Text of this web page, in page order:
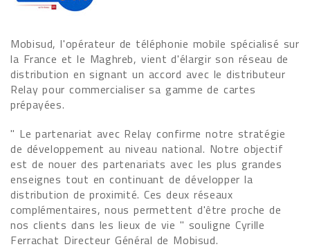
Mobisud, l'opérateur de téléphonie mobile spécialisé sur
la France et le Maghreb, vient d'élargir son réseau de
distribution en signant un accord avec le distributeur
Relay pour commercialiser sa gamme de cartes
prépayées.
" Le partenariat avec Relay confirme notre stratégie
de développement au niveau national. Notre objectif
est de nouer des partenariats avec les plus grandes
enseignes tout en continuant de développer la
distribution de proximité. Ces deux réseaux
complémentaires, nous permettent d'être proche de
nos clients dans les lieux de vie " souligne Cyrille
Ferrachat Directeur Général de Mobisud.